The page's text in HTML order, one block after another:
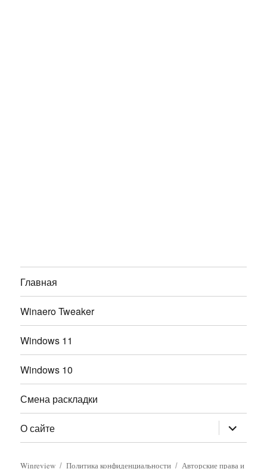
Главная
Winaero Tweaker
Windows 11
Windows 10
Смена раскладки
О сайте раскрыть
дочернее
меню
Winreview Политика конфиденциальности Авторские права и